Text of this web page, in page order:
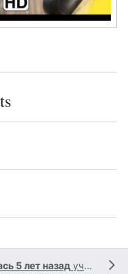
5 лет назад участником